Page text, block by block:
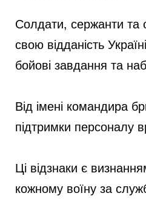
Солдати, сержанти та
свою відданість
бойові завдання та
Від імені командира
підтримки персоналу
Ці відзнаки є
кожному воїну за